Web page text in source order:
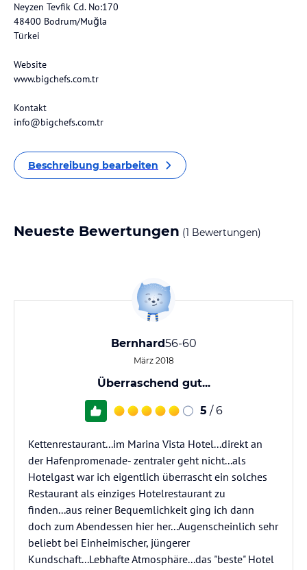
Neyzen Tevfik Cd. No:170
48400 Bodrum/Muğla
Türkei
Website
www.bigchefs.com.tr
Kontakt
info@bigchefs.com.tr
Beschreibung bearbeiten
Neueste Bewertungen (1 Bewertungen)
Bernhard56-60
März 2018
Überraschend gut...
5 / 6
Kettenrestaurant...im Marina Vista Hotel...direkt an
der Hafenpromenade- zentraler geht nicht...als
Hotelgast war ich eigentlich überrascht ein solches
Restaurant als einziges Hotelrestaurant zu
finden...aus reiner Bequemlichkeit ging ich dann
doch zum Abendessen hier her...Augenscheinlich sehr
beliebt bei Einheimischer, jüngerer
Kundschaft...Lebhafte Atmosphäre...das "beste" Hotel